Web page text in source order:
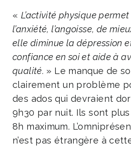
« L’activité physique
l’anxiété, l’angoisse, de
elle diminue la dépression
confiance en soi et aide à
qualité. » Le manque de
clairement un problème
des ados qui devraient
9h30 par nuit. Ils sont
8h maximum.
n’est pas étrangère à